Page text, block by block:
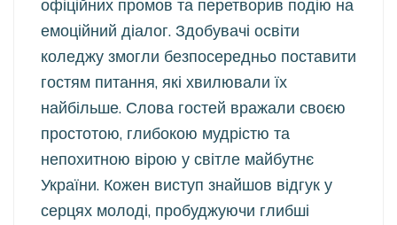
офіційних промов та перетворив подію на
емоційний діалог. Здобувачі освіти
коледжу змогли безпосередньо поставити
гостям питання, які хвилювали їх
найбільше. Слова гостей вражали своєю
простотою, глибокою мудрістю та
непохитною вірою у світле майбутнє
України. Кожен виступ знайшов відгук у
серцях молоді, пробуджуючи глибші